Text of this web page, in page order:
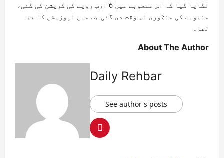
لگایا گیا کہ اس منصوبے میں 6 ارب روپے کی کرپشن کی گئی،
منصوبے کی منظوری اس وقت دی گئی جب میں اپوزیشن کا حصہ
تھا۔
About The Author
Daily Rehbar
See author's posts